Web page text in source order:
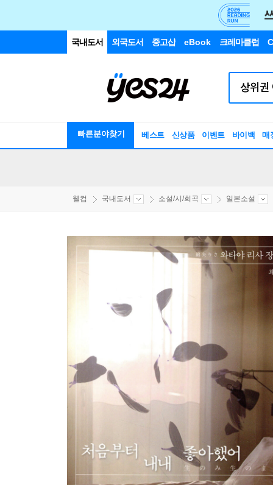
국내도서 외국도서 중고샵 eBook 크레마클럽
빠른분야찾기 베스트 신상품 이벤트 바이백 매
웰컴 국내도서 소설/시/희곡 일본소설